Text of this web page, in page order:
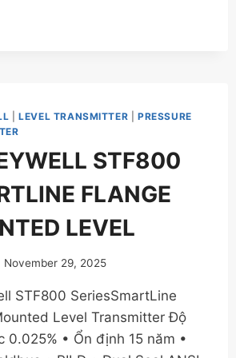
|LEVEL TRANSMITTER |PRESSURE
STF800
FLANGE
LEVEL
November 29, 2025
STF800 SeriesSmartLine
Level Transmitter Độ
0.025% • Ổn định 15 năm •